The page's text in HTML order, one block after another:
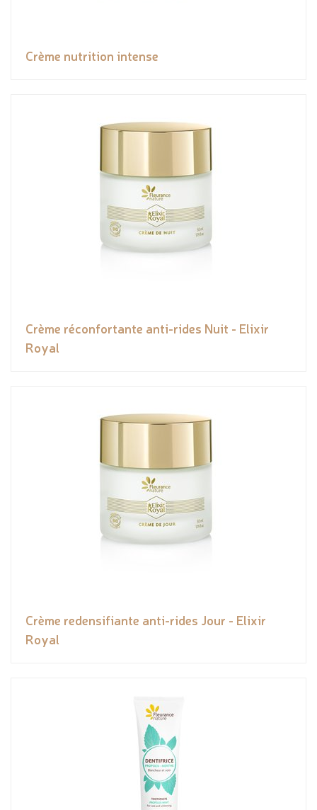
Crème nutrition intense
Crème réconfortante anti-rides Nuit - Elixir
Royal
Crème redensifiante anti-rides Jour - Elixir
Royal